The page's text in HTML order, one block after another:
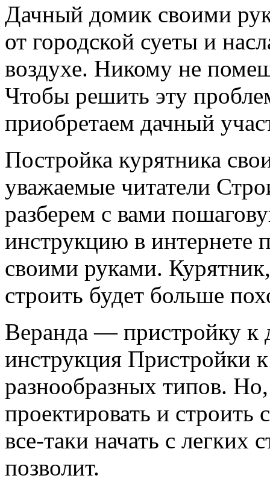
Дачный домик своими
от городской суеты и
воздухе. Никому не
Чтобы решить эту
приобретаем дачный
Постройка курятника
уважаемые читатели
разберем с вами
инструкцию в интернете
своими руками.
строить будет больше
Веранда — пристройку к
инструкция Пристройки
разнообразных типов.
проектировать и
все-таки начать с легких
позволит.